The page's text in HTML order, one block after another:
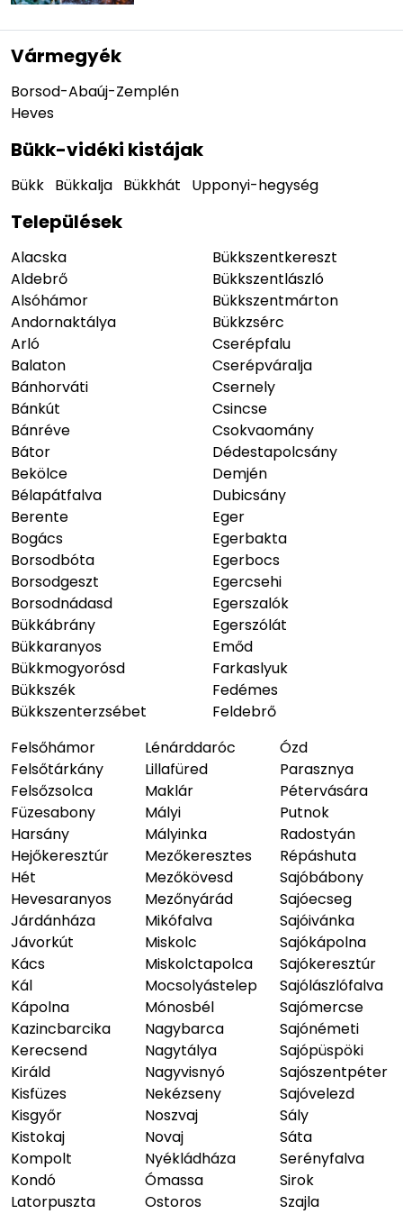
Vármegyék
Borsod-Abaúj-Zemplén
Heves
Bükk-vidéki kistájak
Bükk Bükkalja Bükkhát Upponyi-hegység
Települések
Alacska
Aldebrő
Alsóhámor
Andornaktálya
Arló
Balaton
Bánhorváti
Bánkút
Bánréve
Bátor
Bekölce
Bélapátfalva
Berente
Bogács
Borsodbóta
Borsodgeszt
Borsodnádasd
Bükkábrány
Bükkaranyos
Bükkmogyorósd
Bükkszék
Bükkszenterzsébet
Bükkszentkereszt
Bükkszentlászló
Bükkszentmárton
Bükkzsérc
Cserépfalu
Cserépváralja
Csernely
Csincse
Csokvaomány
Dédestapolcsány
Demjén
Dubicsány
Eger
Egerbakta
Egerbocs
Egercsehi
Egerszalók
Egerszólát
Emőd
Farkaslyuk
Fedémes
Feldebrő
Felsőhámor
Felsőtárkány
Felsőzsolca
Füzesabony
Harsány
Hejőkeresztúr
Hét
Hevesaranyos
Járdánháza
Jávorkút
Kács
Kál
Kápolna
Kazincbarcika
Kerecsend
Királd
Kisfüzes
Kisgyőr
Kistokaj
Kompolt
Kondó
Latorpuszta
Lénárddaróc
Lillafüred
Maklár
Mályi
Mályinka
Mezőkeresztes
Mezőkövesd
Mezőnyárád
Mikófalva
Miskolc
Miskolctapolca
Mocsolyástelep
Mónosbél
Nagybarca
Nagytálya
Nagyvisnyó
Nekézseny
Noszvaj
Novaj
Nyékládháza
Ómassa
Ostoros
Ózd
Parasznya
Pétervására
Putnok
Radostyán
Répáshuta
Sajóbábony
Sajóecseg
Sajóivánka
Sajókápolna
Sajókeresztúr
Sajólászlófalva
Sajómercse
Sajónémeti
Sajópüspöki
Sajószentpéter
Sajóvelezd
Sály
Sáta
Serényfalva
Sirok
Szajla